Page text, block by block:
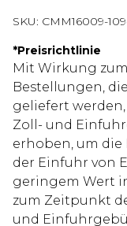
SKU: CMM16009-
*Preisrichtlinie
Mit Wirkung
Bestellungen,
geliefert
Zoll- und
erhoben, um
der Einfuhr von
geringem Wert
zum Zeitpunkt
und